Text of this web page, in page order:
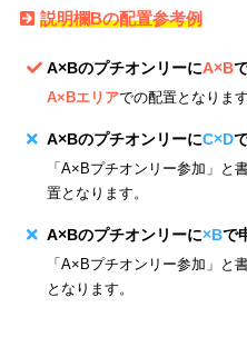
説明欄Bの配置参考例
A×BのプチオンリーにA×B
A×Bエリアでの配置となります
A×BのプチオンリーにC×D
「A×Bプチオンリー参加」と
置となります。
A×Bのプチオンリーに×Bで
「A×Bプチオンリー参加」と
となります。